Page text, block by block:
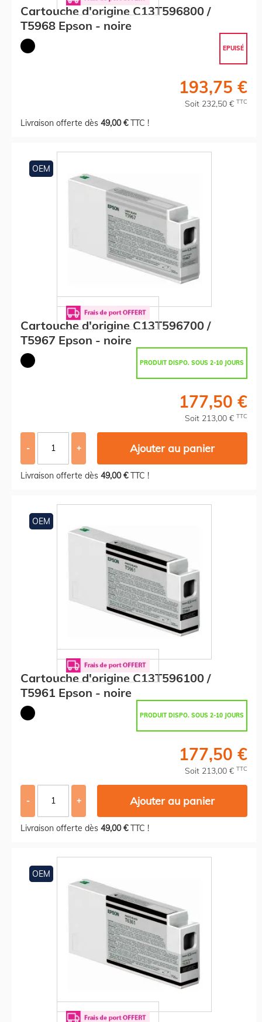
Cartouche d'origine C13T596800 /
T5968 Epson - noire
EPUISÉ
193,75 €
Soit 232,50 € TTC
Livraison offerte dès 49,00 €TTC !
OEM
Cartouche d'origine C13T596700 /
T5967 Epson - noire
PRODUIT DISPO. SOUS 2-10 JOURS
177,50 €
Soit 213,00 € TTC
- + Ajouter au panier
Livraison offerte dès 49,00 €TTC !
OEM
Cartouche d'origine C13T596100 /
T5961 Epson - noire
PRODUIT DISPO. SOUS 2-10 JOURS
177,50 €
Soit 213,00 € TTC
- + Ajouter au panier
Livraison offerte dès 49,00 €TTC !
OEM